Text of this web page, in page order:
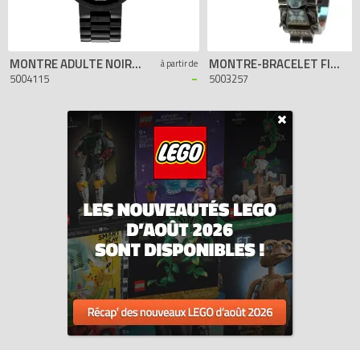
MONTRE ADULTE NOIRE BRIQUES
5004115
à partir de
-
MONTRE-BRACELET FIGURINE GORZAN
5003257